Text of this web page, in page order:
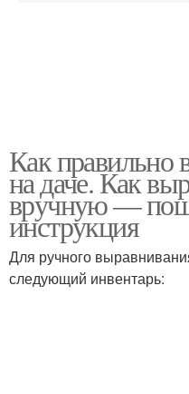
Как правильно
на даче. Как
вручную —
инструкция
Для ручного
следующий инвентарь: